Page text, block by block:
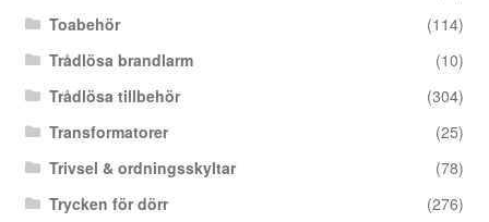
Toabehör
(114)
Trådlösa brandlarm
(10)
Trådlösa tillbehör
(304)
Transformatorer
(25)
Trivsel & ordningsskyltar
(78)
Trycken för dörr
(276)